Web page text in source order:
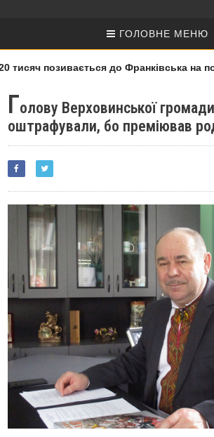
ГОЛОВНЕ МЕНЮ
позивається до Франківська на
Голову Верховинської громади
оштрафували, бо преміював